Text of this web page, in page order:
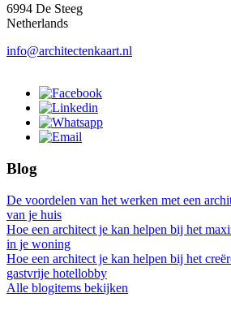
6994 De Steeg
Netherlands
info@architectenkaart.nl
Blog
De voordelen van het werken met een
van je huis
Hoe een architect je kan helpen bij het
in je woning
Hoe een architect je kan helpen bij het
gastvrije hotellobby
Alle blogitems bekijken